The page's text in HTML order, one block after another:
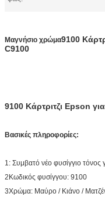
Μαγνήσιο χρώμα9100
C9100
9100 Κάρτριτζι Epson
Βασικές πληροφορίες:
1: Συμβατό νέο φυσίγγιο τόνος
2Κωδικός φυσίγγου: 9100
3Χρώμα: Μαύρο / Κιάνο /